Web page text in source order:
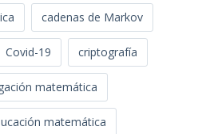
cadenas de Markov
Covid-19 criptografía
matemática
matemática